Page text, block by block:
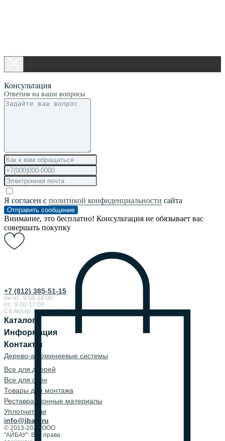
+7 (812) 385-51-15
пн-чт.: 9:00-18:00
пт.: 9.00-17.00
Сб./воскр.: выходной
Каталог
Информация
Контакты
Дерево-алюминиевые системы
Все для дверей
Все для окон
Товары для монтажа
Реставрационные материалы
Уплотнители
info@ibau.ru
© 2013-2026 ООО
"АЙБАУ". Все права
Консультация
Ответим на ваши вопросы
Я согласен с политикой конфиденциальности сайта
Отправить сообщение
Внимание, это бесплатно! Консультация не обязывает вас
совершать покупку